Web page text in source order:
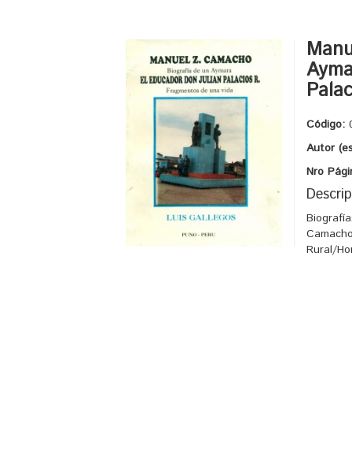
Código:
Autor
Nro
Rural/